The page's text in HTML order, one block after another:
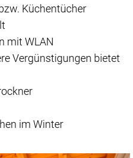
Küchentücher
mit WLAN
Vergünstigungen bietet
im Winter